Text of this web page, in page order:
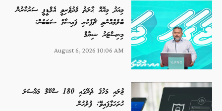
މިއަދު މިއޮއް ޙާލަތު މެދުވެރިވީ އެމްޑީޕީ ސަރުކާރުން
ބެލުމެއްނެތި ޗާޕުކުރި ފައިސާގެ ސަބަބުން:
މިނިސްޓަރު ޝިޔާމް
August 6, 2026 10:06 AM
ޖުލައި މަހުގެ ތެރޭގައި 180 ސްކޭމް މައްސަލަ
ހުށަހަޅާފައިވޭ: ފުލުހުން